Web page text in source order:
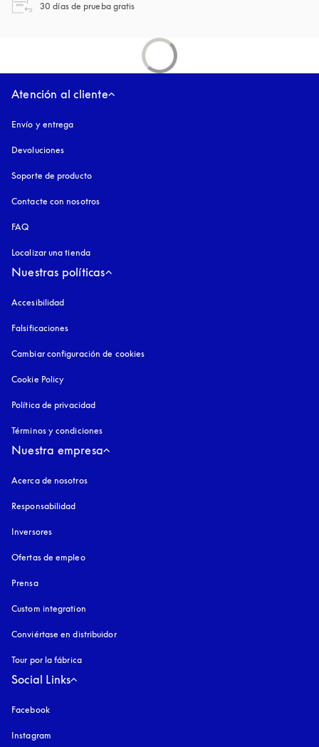
30 días de prueba gratis
Atención al cliente
Envío y entrega
Devoluciones
Soporte de producto
Contacte con nosotros
FAQ
Localizar una tienda
Nuestras políticas
Accesibilidad
Falsificaciones
Cambiar configuración de cookies
Cookie Policy
Política de privacidad
Términos y condiciones
Nuestra empresa
Acerca de nosotros
Responsabilidad
Inversores
Ofertas de empleo
Prensa
Custom integration
Conviértase en distribuidor
Tour por la fábrica
Social Links
Facebook
Instagram